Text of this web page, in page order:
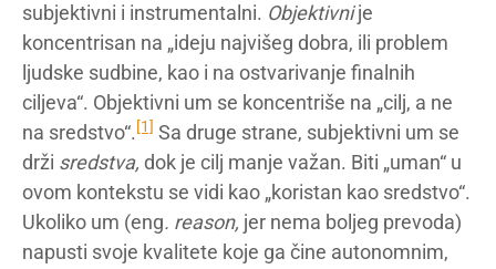
subjektivni i instrumentalni. Objektivnije
koncentrisan na „ideju najvišeg dobra, ili problem
ljudske sudbine, kao i na ostvarivanje finalnih
ciljeva“. Objektivni um se koncentriše na „cilj, a ne
na sredstvo“. [1] Sa druge strane, subjektivni um se
drži sredstva, dok je cilj manje važan. Biti „uman“ u
ovom kontekstu se vidi kao „koristan kao sredstvo“.
Ukoliko um (eng. reason, jer nema boljeg prevoda)
napusti svoje kvalitete koje ga čine autonomnim,